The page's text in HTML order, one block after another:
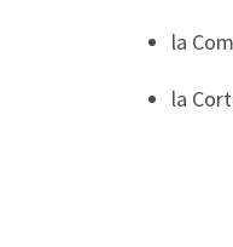
la
la